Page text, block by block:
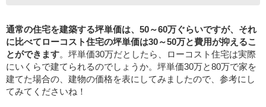
通常の住宅を建築する坪単価は、50～60万ぐらいですが、それ
に比べてローコスト住宅の坪単価は30～50万と費用が抑えるこ
とができます。坪単価30万だとしたら、ローコスト住宅は実際
にいくらで建てられるのでしょうか。坪単価30万と80万で家を
建てた場合の、建物の価格を表にしてみましたので、参考にし
てみてくださいね！